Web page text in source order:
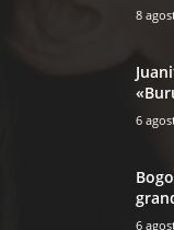
8
6
6